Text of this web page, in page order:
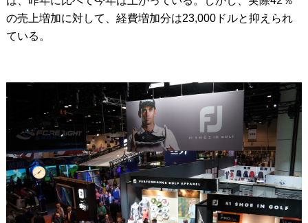
の売上増加に対して、経費増加分は23,000ドルと抑えられ
ている。